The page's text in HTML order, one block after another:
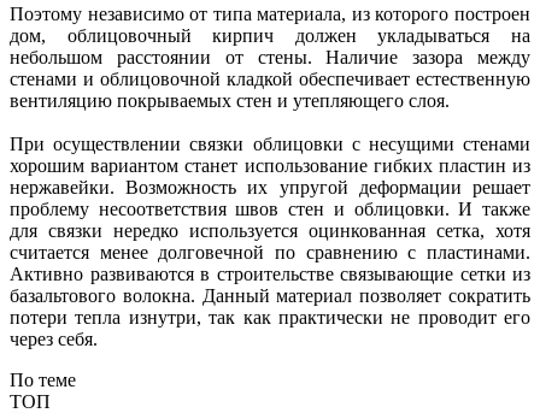
Поэтому независимо от типа материала, из которого построен
дом, облицовочный кирпич должен укладываться на
небольшом расстоянии от стены. Наличие зазора между
стенами и облицовочной кладкой обеспечивает естественную
вентиляцию покрываемых стен и утепляющего слоя.
При осуществлении связки облицовки с несущими стенами
хорошим вариантом станет использование гибких пластин из
нержавейки. Возможность их упругой деформации решает
проблему несоответствия швов стен и облицовки. И также
для связки нередко используется оцинкованная сетка, хотя
считается менее долговечной по сравнению с пластинами.
Активно развиваются в строительстве связывающие сетки из
базальтового волокна. Данный материал позволяет сократить
потери тепла изнутри, так как практически не проводит его
через себя.
По теме
ТОП